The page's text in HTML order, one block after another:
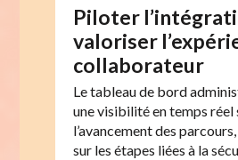
Piloter
valoriser
collaborateur
Le tableau de bord
une visibilité en temps réel
l’avancement des
sur les étapes liées à la